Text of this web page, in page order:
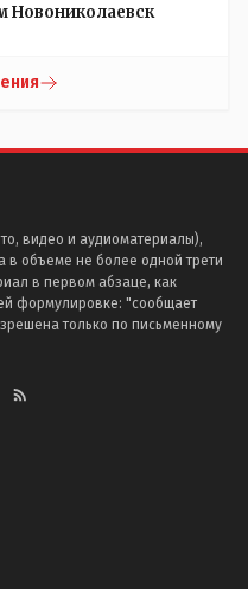
Новониколаевск
видео и аудиоматериалы),
объеме не более одной трети
в первом абзаце, как
формулировке: "сообщает
только по письменному